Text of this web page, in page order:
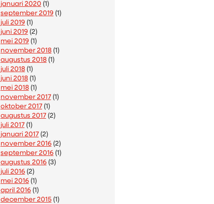
januari 2020(1)
september 2019(1)
juli 2019(1)
juni 2019(2)
mei 2019(1)
november 2018(1)
augustus 2018(1)
juli 2018(1)
juni 2018(1)
mei 2018(1)
november 2017(1)
oktober 2017(1)
augustus 2017(2)
juli 2017(1)
januari 2017(2)
november 2016(2)
september 2016(1)
augustus 2016(3)
juli 2016(2)
mei 2016(1)
april 2016(1)
december 2015(1)